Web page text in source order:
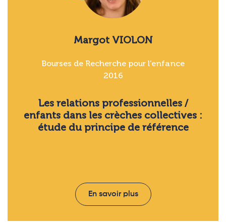
Margot VIOLON
Bourses de Recherche pour l’enfance
2016
Les relations professionnelles /
enfants dans les crèches collectives :
étude du principe de référence
En savoir plus